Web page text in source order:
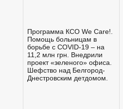
Программа КСО We Care!.
Помощь больницам в
борьбе с COVID-19 – на
11,2 млн грн. Внедрили
проект «зеленого» офиса.
Шефство над Белгород-
Днестровским детдомом.